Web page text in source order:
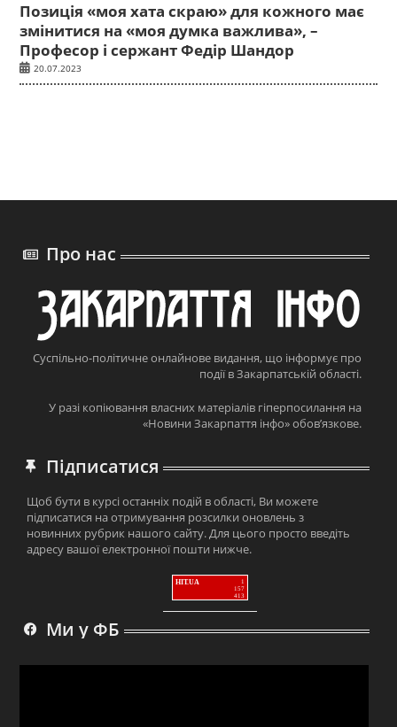
Позиція «моя хата скраю» для кожного має
змінитися на «моя думка важлива», –
Професор і сержант Федір Шандор
20.07.2023
Про нас
Суспільно-політичне онлайнове видання, що інформує про
події в Закарпатській області.
У разі копіювання власних матеріалів гіперпосилання на
«Новини Закарпаття інфо» обов’язкове.
Підписатися
Щоб бути в курсі останніх подій в області, Ви можете
підписатися на отримування розсилки оновлень з
новинних рубрик нашого сайту. Для цього просто введіть
адресу вашої електронної пошти нижче.
HIT.UA
1
157
413
Ми у ФБ